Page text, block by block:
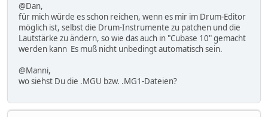
@Dan,
für mich würde es schon reichen, wenn es mir im Drum-Editor
möglich ist, selbst die Drum-Instrumente zu patchen und die
Lautstärke zu ändern, so wie das auch in "Cubase 10" gemacht
werden kann Es muß nicht unbedingt automatisch sein.
@Manni,
wo siehst Du die .MGU bzw. .MG1-Dateien?